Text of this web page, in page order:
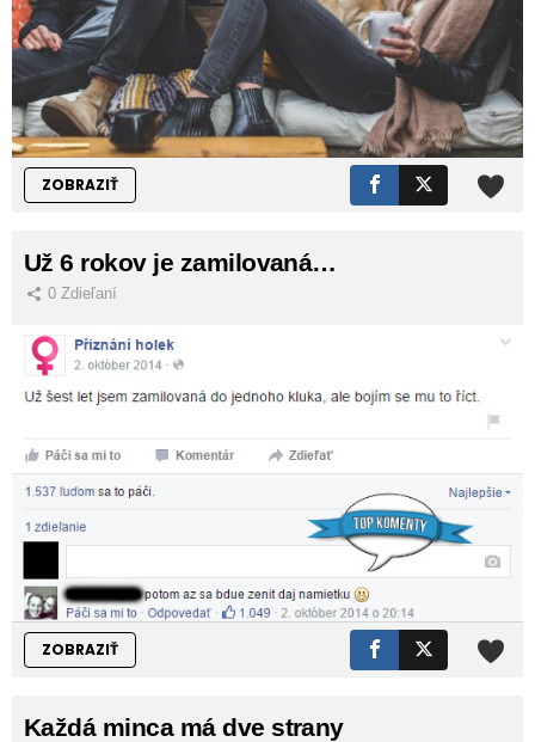
ZOBRAZIŤ
Už 6 rokov je zamilovaná…
0 Zdieľaní
ZOBRAZIŤ
Každá minca má dve strany